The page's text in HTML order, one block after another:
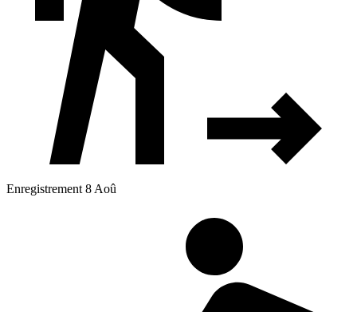
Enregistrement 8 Aoû